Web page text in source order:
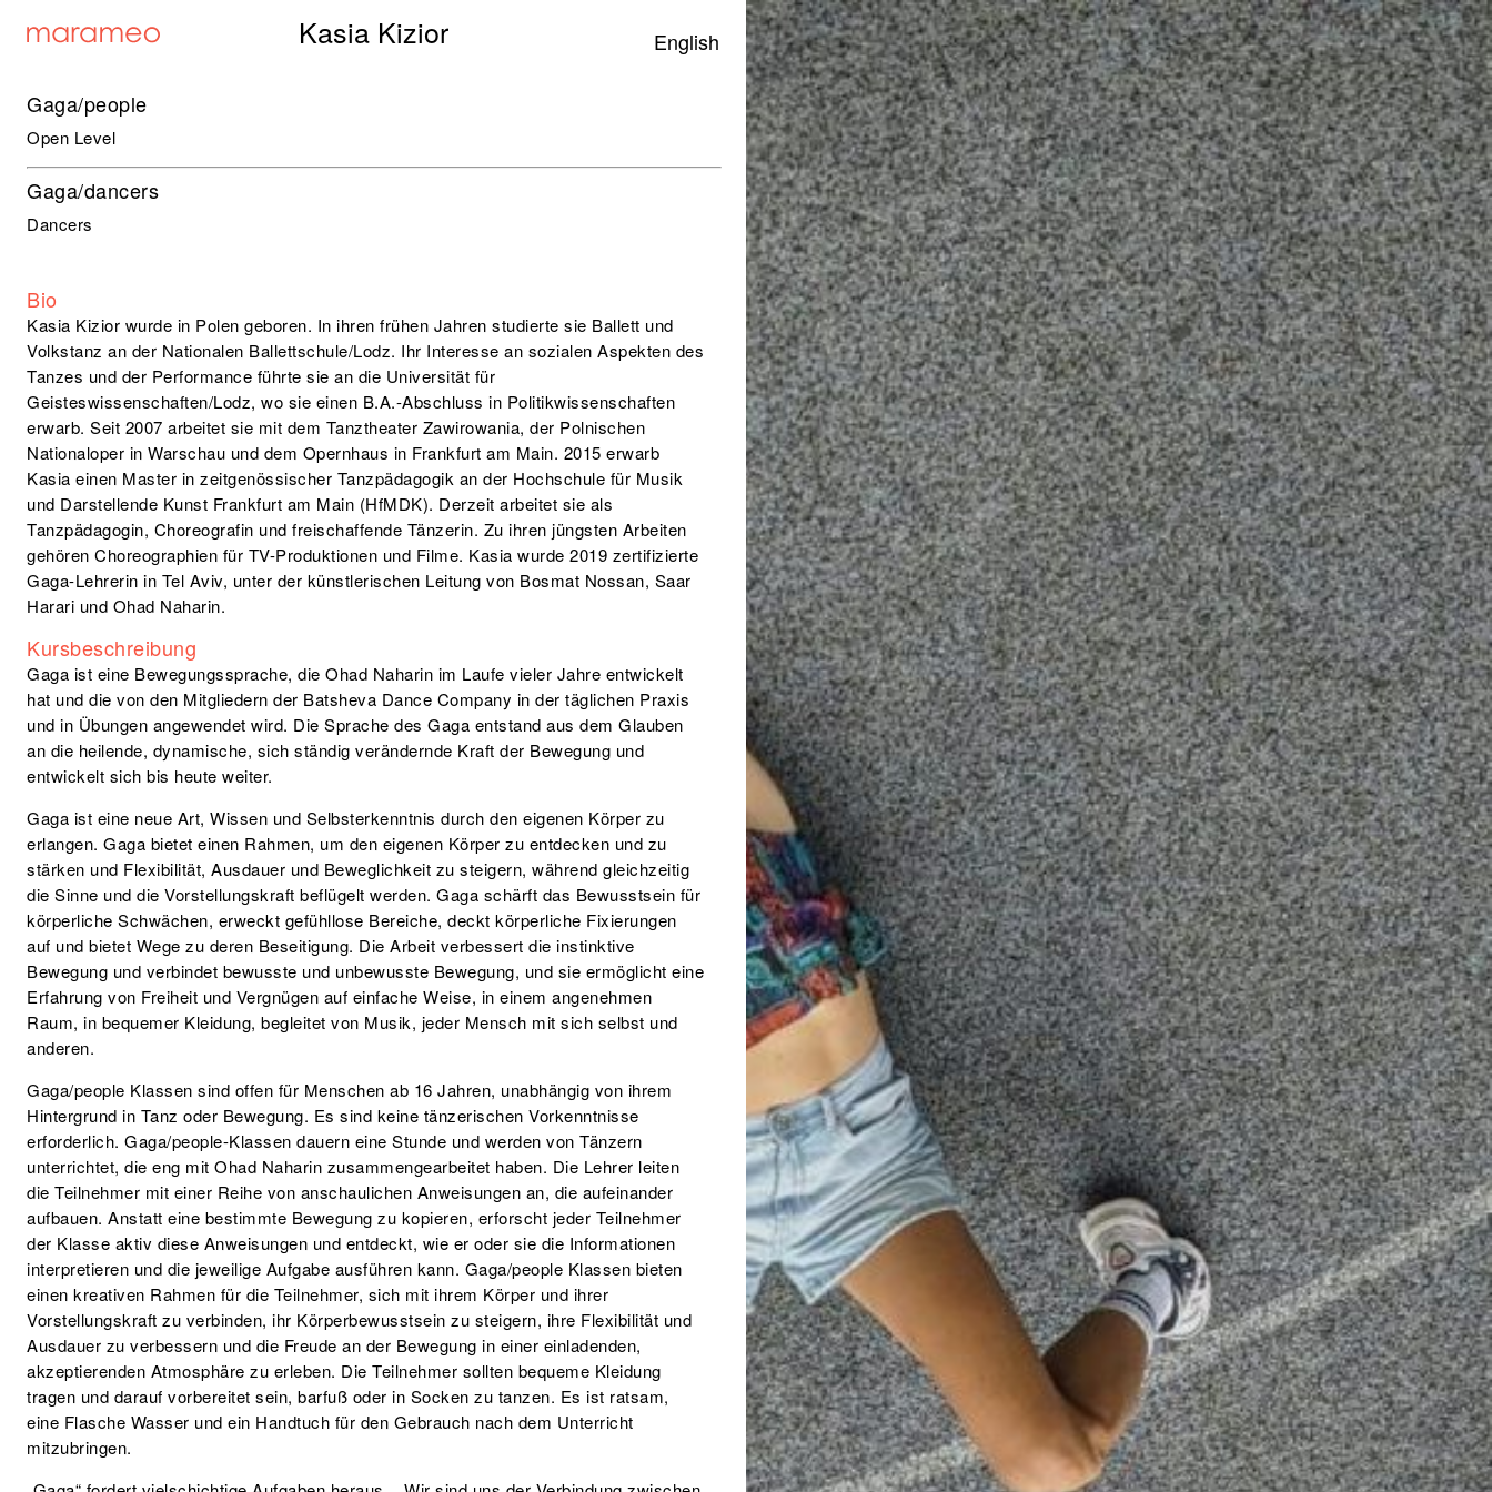
Kasia Kizior English
Gaga/people
Open Level
Gaga/dancers
Dancers
Bio
Kasia Kizior wurde in Polen geboren. In ihren frühen Jahren studierte sie Ballett und
Volkstanz an der Nationalen Ballettschule/Lodz. Ihr Interesse an sozialen Aspekten des
Tanzes und der Performance führte sie an die Universität für
Geisteswissenschaften/Lodz, wo sie einen B.A.-Abschluss in Politikwissenschaften
erwarb. Seit 2007 arbeitet sie mit dem Tanztheater Zawirowania, der Polnischen
Nationaloper in Warschau und dem Opernhaus in Frankfurt am Main. 2015 erwarb
Kasia einen Master in zeitgenössischer Tanzpädagogik an der Hochschule für Musik
und Darstellende Kunst Frankfurt am Main (HfMDK). Derzeit arbeitet sie als
Tanzpädagogin, Choreografin und freischaffende Tänzerin. Zu ihren jüngsten Arbeiten
gehören Choreographien für TV-Produktionen und Filme. Kasia wurde 2019 zertifizierte
Gaga-Lehrerin in Tel Aviv, unter der künstlerischen Leitung von Bosmat Nossan, Saar
Harari und Ohad Naharin.
Kursbeschreibung
Gaga ist eine Bewegungssprache, die Ohad Naharin im Laufe vieler Jahre entwickelt
hat und die von den Mitgliedern der Batsheva Dance Company in der täglichen Praxis
und in Übungen angewendet wird. Die Sprache des Gaga entstand aus dem Glauben
an die heilende, dynamische, sich ständig verändernde Kraft der Bewegung und
entwickelt sich bis heute weiter.
Gaga ist eine neue Art, Wissen und Selbsterkenntnis durch den eigenen Körper zu
erlangen. Gaga bietet einen Rahmen, um den eigenen Körper zu entdecken und zu
stärken und Flexibilität, Ausdauer und Beweglichkeit zu steigern, während gleichzeitig
die Sinne und die Vorstellungskraft beflügelt werden. Gaga schärft das Bewusstsein für
körperliche Schwächen, erweckt gefühllose Bereiche, deckt körperliche Fixierungen
auf und bietet Wege zu deren Beseitigung. Die Arbeit verbessert die instinktive
Bewegung und verbindet bewusste und unbewusste Bewegung, und sie ermöglicht eine
Erfahrung von Freiheit und Vergnügen auf einfache Weise, in einem angenehmen
Raum, in bequemer Kleidung, begleitet von Musik, jeder Mensch mit sich selbst und
anderen.
Gaga/people Klassen sind offen für Menschen ab 16 Jahren, unabhängig von ihrem
Hintergrund in Tanz oder Bewegung. Es sind keine tänzerischen Vorkenntnisse
erforderlich. Gaga/people-Klassen dauern eine Stunde und werden von Tänzern
unterrichtet, die eng mit Ohad Naharin zusammengearbeitet haben. Die Lehrer leiten
die Teilnehmer mit einer Reihe von anschaulichen Anweisungen an, die aufeinander
aufbauen. Anstatt eine bestimmte Bewegung zu kopieren, erforscht jeder Teilnehmer
der Klasse aktiv diese Anweisungen und entdeckt, wie er oder sie die Informationen
interpretieren und die jeweilige Aufgabe ausführen kann. Gaga/people Klassen bieten
einen kreativen Rahmen für die Teilnehmer, sich mit ihrem Körper und ihrer
Vorstellungskraft zu verbinden, ihr Körperbewusstsein zu steigern, ihre Flexibilität und
Ausdauer zu verbessern und die Freude an der Bewegung in einer einladenden,
akzeptierenden Atmosphäre zu erleben. Die Teilnehmer sollten bequeme Kleidung
tragen und darauf vorbereitet sein, barfuß oder in Socken zu tanzen. Es ist ratsam,
eine Flasche Wasser und ein Handtuch für den Gebrauch nach dem Unterricht
mitzubringen.